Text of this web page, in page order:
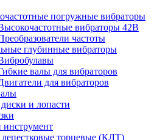
погружные вибраторы
вибраторы 42В
частоты
глубинные вибраторы
валы для вибраторов
для вибраторов
и лопасти
торцевые (КЛТ)